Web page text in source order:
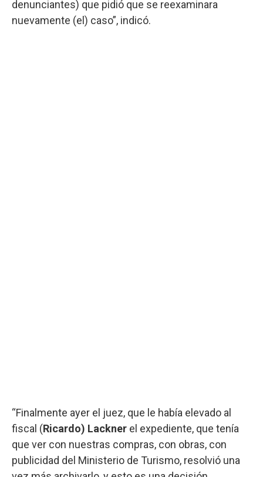
denunciantes) que pidió que se reexaminara
nuevamente (el) caso”, indicó.
“Finalmente ayer el juez, que le había elevado al
fiscal (Ricardo) Lackner el expediente, que tenía
que ver con nuestras compras, con obras, con
publicidad del Ministerio de Turismo, resolvió una